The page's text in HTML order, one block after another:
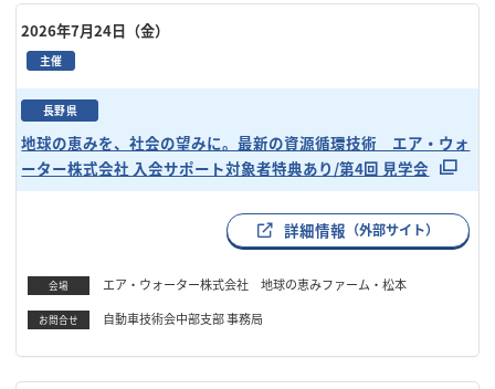
2026年7月24日（金）
主催
長野県
地球の恵みを、社会の望みに。最新の資源循環技術 エア・ウォ
ーター株式会社 入会サポート対象者特典あり/第4回 見学会
詳細情報 （外部サイト）
会場 エア・ウォーター株式会社 地球の恵みファーム・松本
お問合せ 自動車技術会中部支部 事務局